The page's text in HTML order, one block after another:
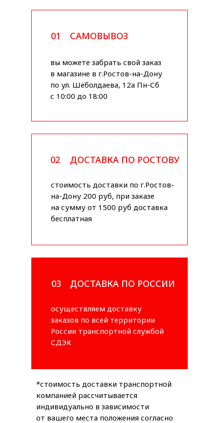
САМОВЫВОЗ
01
вы можете забрать свой заказ
в магазине в г.Ростов-на-Дону
по ул. Шеболдаева, 12а Пн-Сб
с 10:00 до 18:00
ДОСТАВКА ПО РОСТОВУ
02
стоимость доставки по г.Ростов-
на-Дону 200 руб, при заказе
на сумму от 1500 руб доставка
бесплатная
ДОСТАВКА ПО РОССИИ
03
осуществляем доставку
заказов по всей территории
России транспортной службой
СДЭК
*стоимость доставки транспортной
компанией рассчитывается
индивидуально в зависимости
от вашего места положения согласно